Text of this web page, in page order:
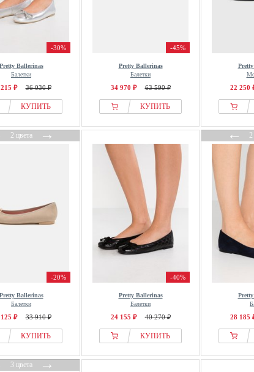
-30%
Ballerinas
Балетки
₽ 36 030 ₽
КУПИТЬ
-45%
Pretty Ballerinas
Балетки
34 970 ₽ 63 590 ₽
КУПИТЬ
22 250
2 цвета→
-20%
Ballerinas
Балетки
₽ 33 910 ₽
КУПИТЬ
-40%
Pretty Ballerinas
Балетки
24 155 ₽ 40 270 ₽
КУПИТЬ
←
28 185
3 цвета→